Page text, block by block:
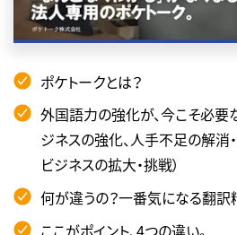
ポケトークとは？
外国語力の強化が、今こそ必要
ジネスの強化、人手不足の解消
ビジネスの拡大・挑戦）
何が違うの？一番気になる翻訳
ここがポイント、4つの違い。